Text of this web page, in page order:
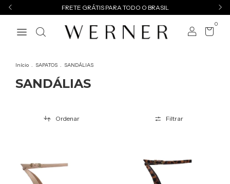
FRETE GRÁTIS PARA TODO O BRASIL
0
Início . SAPATOS . SANDÁLIAS
SANDÁLIAS
Ordenar Filtrar